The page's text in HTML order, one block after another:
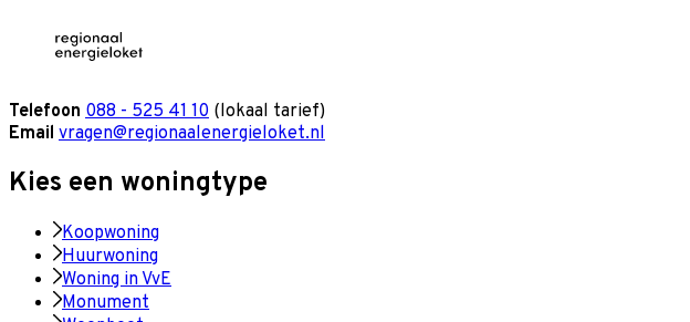
Telefoon 088 - 525 41 10 (lokaal tarief)
Email vragen@regionaalenergieloket.nl
Kies een woningtype
Koopwoning
Huurwoning
Woning in VvE
Monument